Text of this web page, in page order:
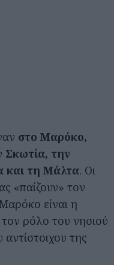
στο Μαρόκο,
Σκωτία, την
και τη Μάλτα. Οι
«παίζουν» τον
είναι η
ρόλο του νησιού
της